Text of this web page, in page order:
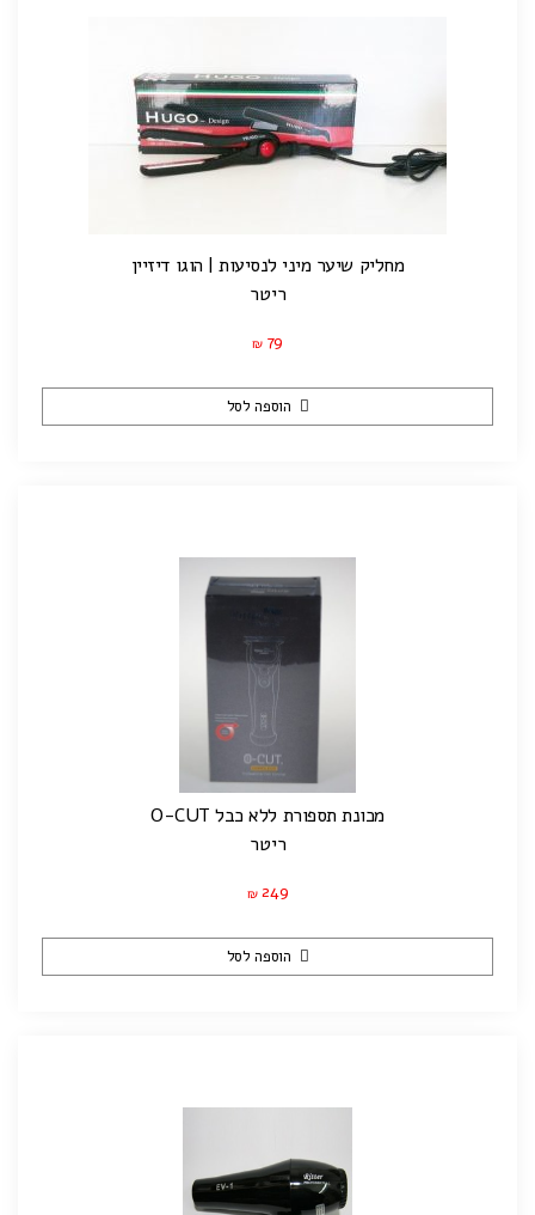
מחליק שיער מיני לנסיעות | הוגו דיזיין
ריטר
₪ 79
הוספה לסל
מכונת תספורת ללא כבל O-CUT
ריטר
₪ 249
הוספה לסל